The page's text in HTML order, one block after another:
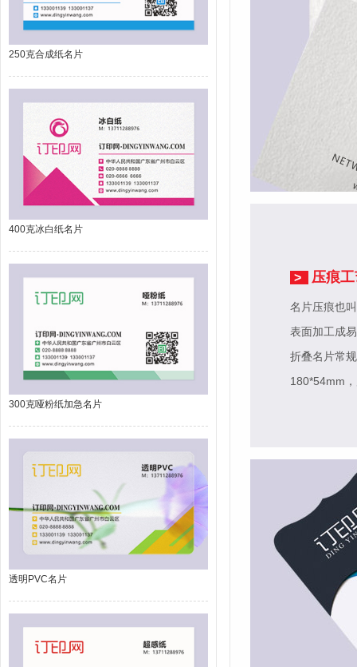
250克合成纸名片
400克冰白纸名片
300克哑粉纸加急名片
透明PVC名片
> 压痕
名片压痕也
表面加工成
折叠名片常
180*54mm ，